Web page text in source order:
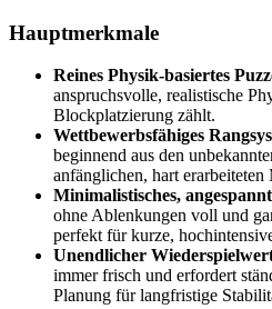
Hauptmerkmale
Reines Physik-basiertes
anspruchsvolle, realistische
Blockplatzierung zählt.
Wettbewerbsfähiges
beginnend aus den
anfänglichen, hart
Minimalistisches,
ohne Ablenkungen voll und
perfekt für kurze,
Unendlicher
immer frisch und erfordert
Planung für langfristige